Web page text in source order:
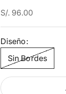
En Dscto
S/. 96.00
Diseño:
Sin Bordes